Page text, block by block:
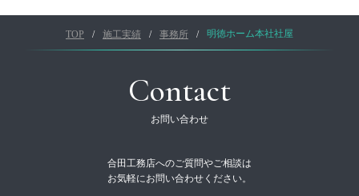
TOP 施工実績 事務所 明徳ホーム本社社屋
Contact
お問い合わせ
合田工務店へのご質問やご相談は
お気軽にお問い合わせください。